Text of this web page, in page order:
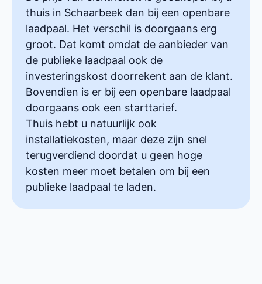
thuis in Schaarbeek dan bij een openbare
laadpaal. Het verschil is doorgaans erg
groot. Dat komt omdat de aanbieder van
de publieke laadpaal ook de
investeringskost doorrekent aan de klant.
Bovendien is er bij een openbare laadpaal
doorgaans ook een starttarief.
Thuis hebt u natuurlijk ook
installatiekosten, maar deze zijn snel
terugverdiend doordat u geen hoge
kosten meer moet betalen om bij een
publieke laadpaal te laden.